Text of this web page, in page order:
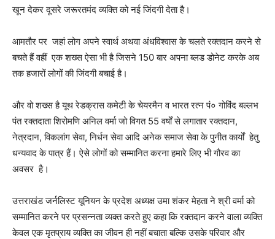
खून देकर दूसरे जरूरतमंद व्यक्ति को नई जिंदगी देता है।
आमतौर पर जहां लोग अपने स्वार्थ अथवा अंधविश्वास के चलते रक्तदान करने से
बचते हैं वहीं एक शख्स ऐसा भी है जिसने 150 बार अपना ब्लड डोनेट करके अब
तक हजारों लोगों की जिंदगी बचाई है।
और वो शख्स है यूथ रेडक्रास कमेटी के चेयरमैन व भारत रत्न पं० गोविंद बल्लभ
पंत रक्तदाता शिरोमणि अनिल वर्मा जो विगत 55 वर्षों से लगातार रक्तदान,
नेत्रदान, विकलांग सेवा, निर्धन सेवा आदि अनेक समाज सेवा के पुनीत कार्यों हेतु
धन्यवाद के पात्र हैं। ऐसे लोगों को सम्मानित करना हमारे लिए भी गौरव का
अवसर है।
उत्तराखंड जर्नलिस्ट यूनियन के प्रदेश अध्यक्ष उमा शंकर मेहता ने श्री वर्मा को
सम्मानित करने पर प्रसन्नता व्यक्त करते हुए कहा कि रक्तदान करने वाला व्यक्ति
केवल एक मृतप्राय व्यक्ति का जीवन ही नहीं बचाता बल्कि उसके परिवार और